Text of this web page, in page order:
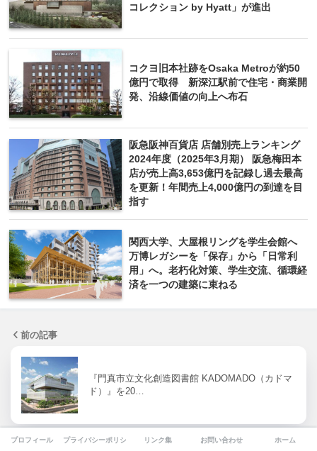
コレクション by Hyatt」が進出
コクヨ旧本社跡をOsaka Metroが約50
億円で取得 新深江駅前で住宅・商業開
発、沿線価値の向上へ布石
阪急阪神百貨店 店舗別売上ランキング
2024年度（2025年3月期） 阪急梅田本
店が売上高3,653億円を記録し過去最高
を更新！年間売上4,000億円の到達を目
指す
関西大学、大屋根リングを学生会館へ
万博レガシーを「保存」から「日常利
用」へ。老朽化対策、学生交流、循環経
済を一つの建築に束ねる
前の記事
『門真市立文化創造図書館 KADOMADO（カドマ
ド）』を20…
プロフィール プライバシーポリシー リンク集 お問い合わせ ホーム